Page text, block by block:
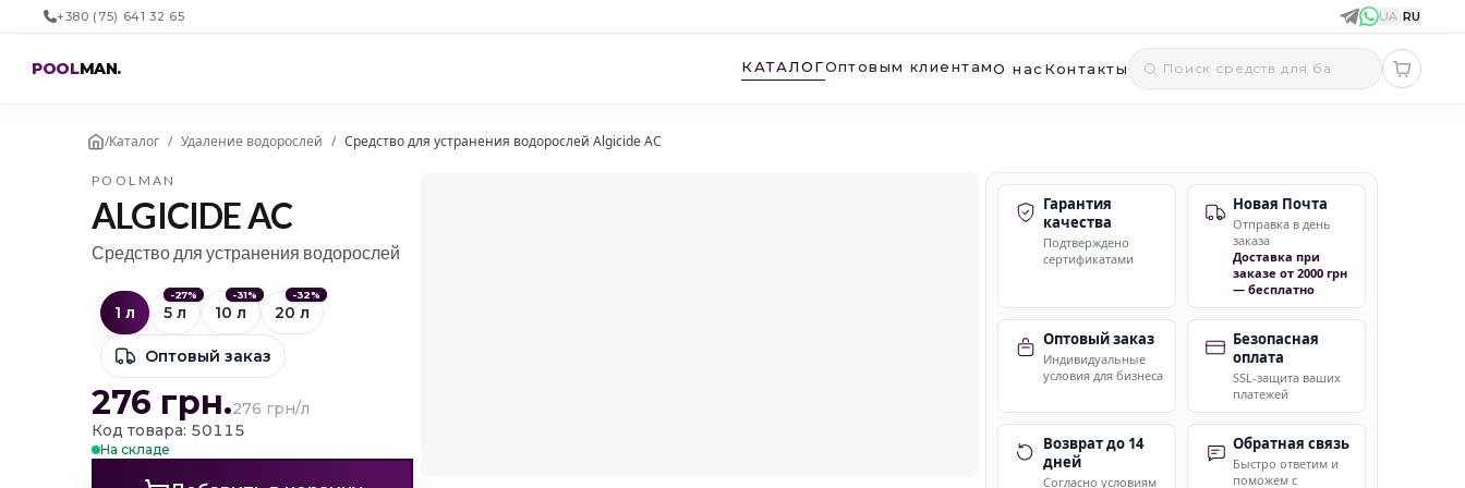
+380 (75) 641 32 65 UA|RU
POOLMAN. КАТАЛОГОптовым клиентамО нас Контакты
/Каталог / Удаление водорослей / Средство для устранения водорослей Algicide AC
POOLMAN
ALGICIDE AC
Средство для устранения водорослей
1 л
-27%
5 л
-31%
10 л
-32%
20 л
Оптовый заказ
276 грн.276 грн/л
Код товара: 50115
На складе
Гарантия
качества
Подтверждено
сертификатами
Новая Почта
Отправка в день
заказа
Доставка при
заказе от 2000 грн
— бесплатно
Оптовый заказ
Индивидуальные
условия для бизнеса
Безопасная
оплата
SSL-защита ваших
платежей
Возврат до 14
дней
Согласно условиям
Обратная связь
Быстро ответим и
поможем с